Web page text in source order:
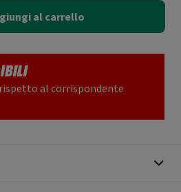
al carrello
al corrispondente